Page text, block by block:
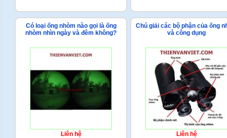
Có loại ống nhòm nào gọi là ống
nhòm nhìn ngày và đêm không?
Liên hệ
Chú giải các bộ phận của ống
và công dụng
Liên hệ